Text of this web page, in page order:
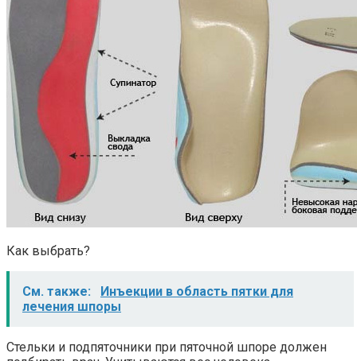
Как выбрать?
См. также:
Инъекции в область пятки для
лечения шпоры
Стельки и подпяточники при пяточной шпоре должен